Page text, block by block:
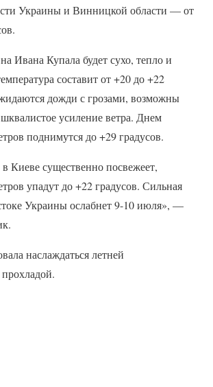
Украины и Винницкой области — от
Ивана Купала будет сухо, тепло и
составит от +20 до +22
​​дожди с грозами, возможны
усиление ветра. Днем
поднимутся до +29 градусов.
Киеве существенно посвежеет,
упадут до +22 градусов. Сильная
Украины ослабнет 9-10 июля», —
наслаждаться летней